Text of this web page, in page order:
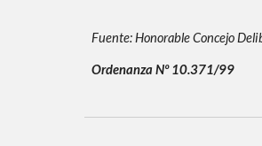
Fuente: Honorable Concejo
Ordenanza Nº 10.371/99